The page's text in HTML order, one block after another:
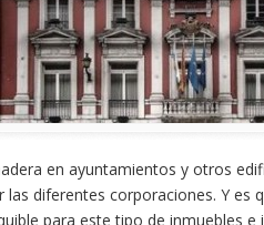
en ayuntamientos y otros
las diferentes corporaciones. Y es
para este tipo de inmuebles e